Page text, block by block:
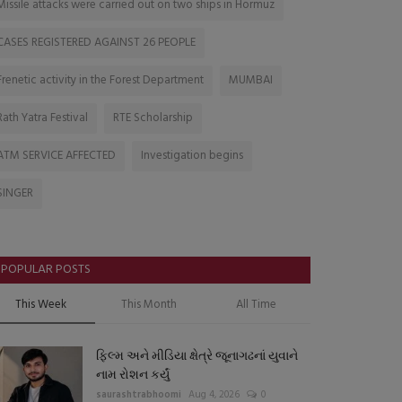
attacks were carried out on two ships in Hormuz
REGISTERED AGAINST 26 PEOPLE
activity in the Forest Department
MUMBAI
Yatra Festival
RTE Scholarship
SERVICE AFFECTED
Investigation begins
POPULAR POSTS
This Week This Month All Time
ફિલ્મ અને મીડિયા ક્ષેત્રે જૂનાગઢનાં યુવાને
નામ રોશન કર્યું
saurashtrabhoomi Aug 4, 2026 0